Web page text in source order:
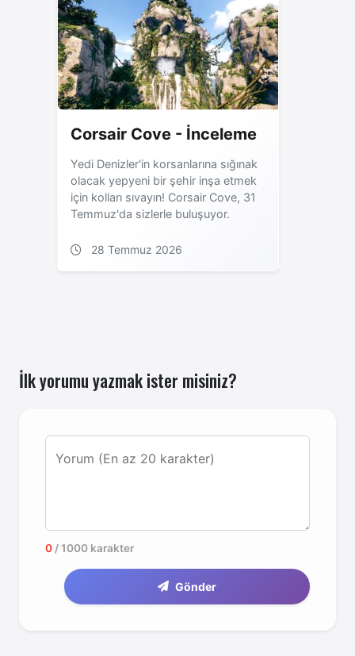
Corsair Cove - İnceleme
Yedi Denizler'in korsanlarına sığınak
olacak yepyeni bir şehir inşa etmek
için kolları sıvayın! Corsair Cove, 31
Temmuz'da sizlerle buluşuyor.
28 Temmuz 2026
İlk yorumu yazmak ister misiniz?
Yorum (En az 20 karakter)
0 / 1000 karakter
Gönder